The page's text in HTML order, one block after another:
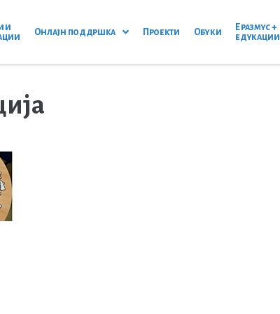
и
Онлајн поддршка Проекти Обуки
Еразмус +
едукации